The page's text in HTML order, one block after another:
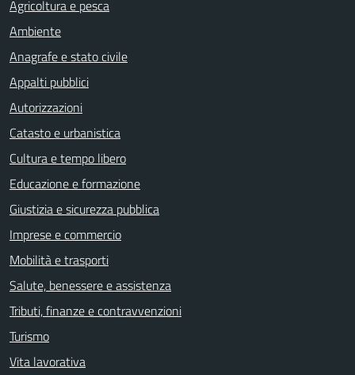
Agricoltura e pesca
Ambiente
Anagrafe e stato civile
Appalti pubblici
Autorizzazioni
Catasto e urbanistica
Cultura e tempo libero
Educazione e formazione
Giustizia e sicurezza pubblica
Imprese e commercio
Mobilità e trasporti
Salute, benessere e assistenza
Tributi, finanze e contravvenzioni
Turismo
Vita lavorativa